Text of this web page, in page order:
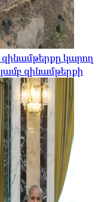
կարող
զինամթերքի